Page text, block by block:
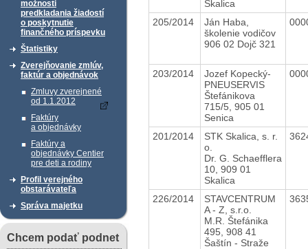
možnosti
predkladania žiadostí
o poskytnutie
finančného príspevku
Štatistiky
Zverejňovanie zmlúv,
faktúr a objednávok
Zmluvy zverejnené
od 1.1.2012
Faktúry
a objednávky
Faktúry a
objednávky Centier
pre deti a rodiny
Profil verejného
obstarávateľa
Správa majetku
Chcem podať podnet
Skalica
205/2014
Ján Haba,
školenie vodičov
906 02 Dojč 321
203/2014
Jozef Kopecký-
PNEUSERVIS
Štefánikova
715/5, 905 01
Senica
201/2014
STK Skalica, s. r.
o.
Dr. G. Schaefflera
10, 909 01
Skalica
226/2014
STAVCENTRUM
A - Z, s.r.o.
M.R. Štefánika
495, 908 41
Šaštín - Straže